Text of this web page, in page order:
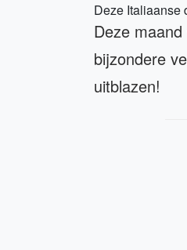
Deze Italiaanse
Deze
bijzondere
uitblazen!